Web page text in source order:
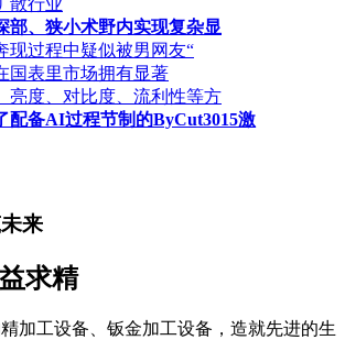
散行业
部、狭小术野内实现复杂显
现过程中疑似被男网友“
国表里市场拥有显著
亮度、对比度、流利性等方
配备AI过程节制的ByCut3015激
来
求精
加工设备、钣金加工设备，造就先进的生